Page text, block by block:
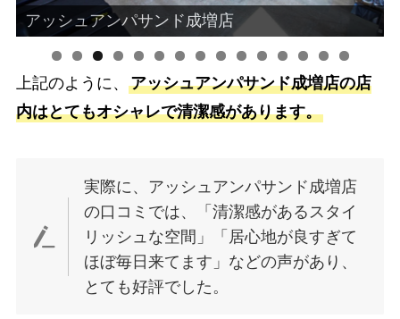
アッシュアンパサンド成増店
0 1 2 3 4 5
上記のように、 アッシュアンパサンド成増店の店
内はとてもオシャレで清潔感があります。
実際に、アッシュアンパサンド成増店
の口コミでは、「清潔感があるスタイ
リッシュな空間」「居心地が良すぎて
ほぼ毎日来てます」などの声があり、
とても好評でした。